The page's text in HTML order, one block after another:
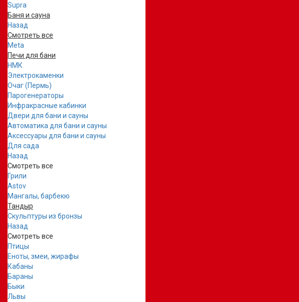
Supra
Баня и сауна
Назад
Смотреть все
Meta
Печи для бани
НМК
Электрокаменки
Очаг (Пермь)
Парогенераторы
Инфракрасные кабинки
Двери для бани и сауны
Автоматика для бани и сауны
Аксессуары для бани и сауны
Для сада
Назад
Смотреть все
Грили
Astov
Мангалы, барбекю
Тандыр
Скульптуры из бронзы
Назад
Смотреть все
Птицы
Еноты, змеи, жирафы
Кабаны
Бараны
Быки
Львы